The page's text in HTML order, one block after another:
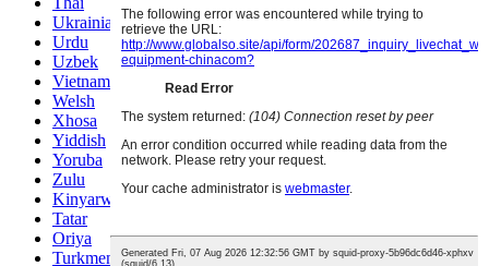
Ukrainian
Urdu
Uzbek
Vietnamese
Welsh
Xhosa
Yiddish
Yoruba
Zulu
Kinyarwanda
Tatar
Oriya
Turkmen